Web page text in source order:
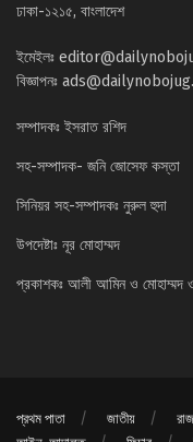
ঢাকা-১২১৫, বাংলাদেশ
ইমেইলঃ
বিজ্ঞাপনঃ
সম্পাদকঃ ইসরাত রশিদ
সহ-সম্পাদক- জনি জোসেফ কস্তা
সিনিয়র সহ-সম্পাদকঃ নুরুল হুদা
উপদেষ্টাঃ নূর মোহাম্মদ
প্রকাশকঃ আলী আমিন ও মোহাম্মদ
প্রথম পাতা জাতীয়